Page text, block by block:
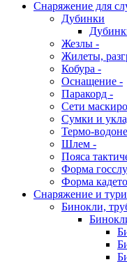
Снаряжение для
Дубинки
Жезлы -
Жилеты,
Кобура -
Оснащение -
Паракорд -
Сети
Сумки и
Термо-
Шлем -
Пояса
Форма
Форма
Снаряжение и
Бинокли,